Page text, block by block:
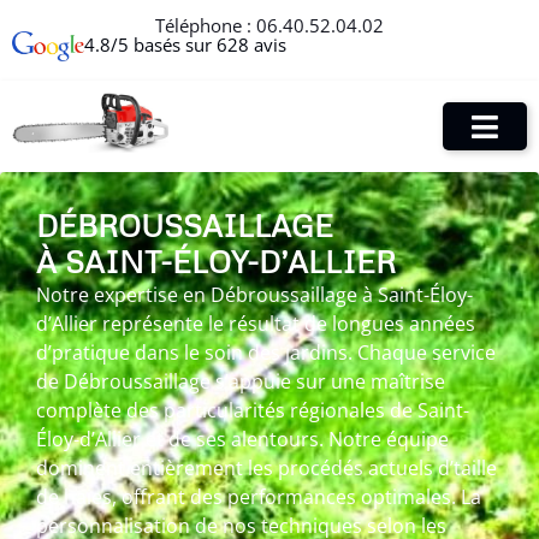
Téléphone : 06.40.52.04.02
4.8/5 basés sur 628 avis
DÉBROUSSAILLAGE
À SAINT-ÉLOY-D’ALLIER
Notre expertise en Débroussaillage à Saint-Éloy-
d’Allier représente le résultat de longues années
d’pratique dans le soin des jardins. Chaque service
de Débroussaillage s’appuie sur une maîtrise
complète des particularités régionales de Saint-
Éloy-d’Allier et de ses alentours. Notre équipe
dominent entièrement les procédés actuels d’taille
de haies, offrant des performances optimales. La
personnalisation de nos techniques selon les